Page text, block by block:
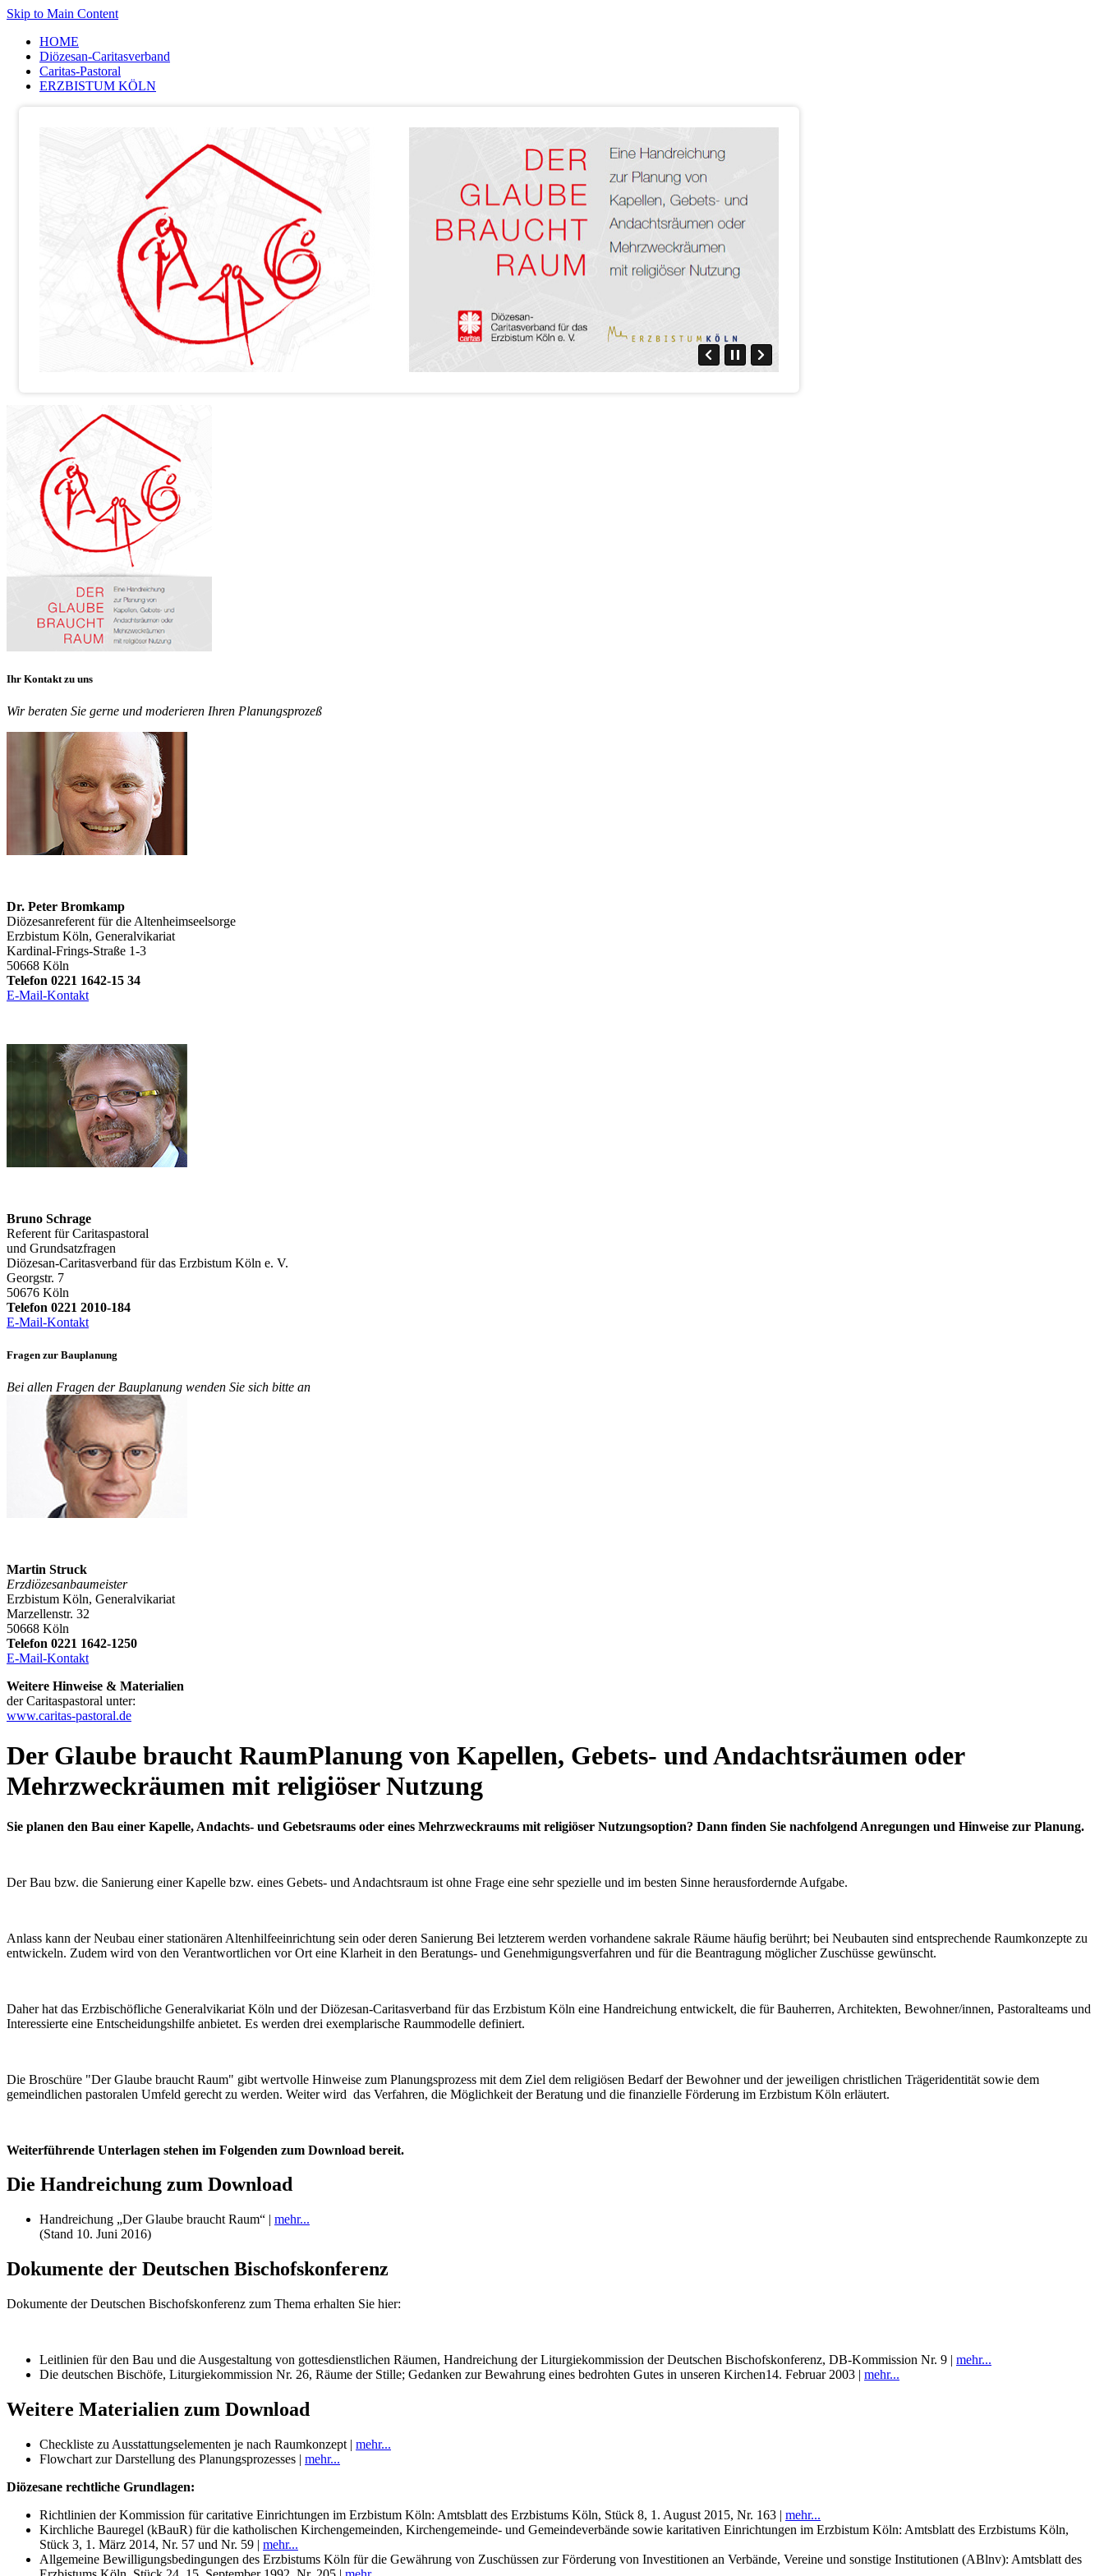
Skip to Main Content
HOME
Diözesan-Caritasverband
Caritas-Pastoral
ERZBISTUM KÖLN
Ihr Kontakt zu uns
Wir beraten Sie gerne und moderieren Ihren Planungsprozeß
Dr. Peter Bromkamp
Diözesanreferent für die Altenheimseelsorge
Erzbistum Köln, Generalvikariat
Kardinal-Frings-Straße 1-3
50668 Köln
Telefon 0221 1642-15 34
E-Mail-Kontakt
Bruno Schrage
Referent für Caritaspastoral
und Grundsatzfragen
Diözesan-Caritasverband für das Erzbistum Köln e. V.
Georgstr. 7
50676 Köln
Telefon 0221 2010-184
E-Mail-Kontakt
Fragen zur Bauplanung
Bei allen Fragen der Bauplanung wenden Sie sich bitte an
Martin Struck
Erzdiözesanbaumeister
Erzbistum Köln, Generalvikariat
Marzellenstr. 32
50668 Köln
Telefon 0221 1642-1250
E-Mail-Kontakt
Weitere Hinweise & Materialien
der Caritaspastoral unter:
www.caritas-pastoral.de
Der Glaube braucht RaumPlanung von Kapellen, Gebets- und Andachtsräumen oder
Mehrzweckräumen mit religiöser Nutzung
Sie planen den Bau einer Kapelle, Andachts- und Gebetsraums oder eines Mehrzweckraums mit religiöser Nutzungsoption? Dann finden Sie nachfolgend Anregungen und Hinweise zur Planung.
Der Bau bzw. die Sanierung einer Kapelle bzw. eines Gebets- und Andachtsraum ist ohne Frage eine sehr spezielle und im besten Sinne herausfordernde Aufgabe.
Anlass kann der Neubau einer stationären Altenhilfeeinrichtung sein oder deren Sanierung Bei letzterem werden vorhandene sakrale Räume häufig berührt; bei Neubauten sind entsprechende Raumkonzepte zu
entwickeln. Zudem wird von den Verantwortlichen vor Ort eine Klarheit in den Beratungs- und Genehmigungsverfahren und für die Beantragung möglicher Zuschüsse gewünscht.
Daher hat das Erzbischöfliche Generalvikariat Köln und der Diözesan-Caritasverband für das Erzbistum Köln eine Handreichung entwickelt, die für Bauherren, Architekten, Bewohner/innen, Pastoralteams und
Interessierte eine Entscheidungshilfe anbietet. Es werden drei exemplarische Raummodelle definiert.
Die Broschüre "Der Glaube braucht Raum" gibt wertvolle Hinweise zum Planungsprozess mit dem Ziel dem religiösen Bedarf der Bewohner und der jeweiligen christlichen Trägeridentität sowie dem
gemeindlichen pastoralen Umfeld gerecht zu werden. Weiter wird das Verfahren, die Möglichkeit der Beratung und die finanzielle Förderung im Erzbistum Köln erläutert.
Weiterführende Unterlagen stehen im Folgenden zum Download bereit.
Die Handreichung zum Download
Handreichung „Der Glaube braucht Raum“ | mehr...
(Stand 10. Juni 2016)
Dokumente der Deutschen Bischofskonferenz
Dokumente der Deutschen Bischofskonferenz zum Thema erhalten Sie hier:
Leitlinien für den Bau und die Ausgestaltung von gottesdienstlichen Räumen, Handreichung der Liturgiekommission der Deutschen Bischofskonferenz, DB-Kommission Nr. 9 | mehr...
Die deutschen Bischöfe, Liturgiekommission Nr. 26, Räume der Stille; Gedanken zur Bewahrung eines bedrohten Gutes in unseren Kirchen14. Februar 2003 | mehr...
Weitere Materialien zum Download
Checkliste zu Ausstattungselementen je nach Raumkonzept | mehr...
Flowchart zur Darstellung des Planungsprozesses | mehr...
Diözesane rechtliche Grundlagen:
Richtlinien der Kommission für caritative Einrichtungen im Erzbistum Köln: Amtsblatt des Erzbistums Köln, Stück 8, 1. August 2015, Nr. 163 | mehr...
Kirchliche Bauregel (kBauR) für die katholischen Kirchengemeinden, Kirchengemeinde- und Gemeindeverbände sowie karitativen Einrichtungen im Erzbistum Köln: Amtsblatt des Erzbistums Köln,
Stück 3, 1. März 2014, Nr. 57 und Nr. 59 | mehr...
Allgemeine Bewilligungsbedingungen des Erzbistums Köln für die Gewährung von Zuschüssen zur Förderung von Investitionen an Verbände, Vereine und sonstige Institutionen (ABlnv): Amtsblatt des